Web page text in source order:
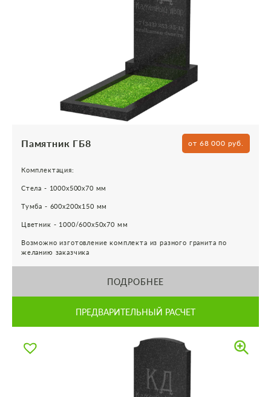
Памятник ГБ8 от 68 000 руб.
Комплектация:
Стела - 1000х500х70 мм
Тумба - 600х200х150 мм
Цветник - 1000/600х50х70 мм
Возможно изготовление комплекта из разного гранита по
желанию заказчика
ПОДРОБНЕЕ
ПРЕДВАРИТЕЛЬНЫЙ РАСЧЕТ